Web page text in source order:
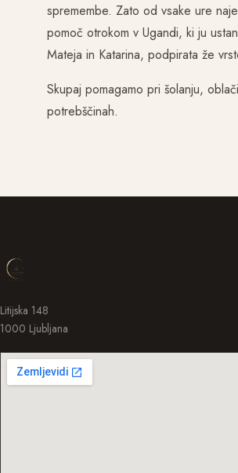
spremembe. Zato od vsake ure
pomoč otrokom v Ugandi, ki ju
Mateja in Katarina, podpirata že
Skupaj pomagamo pri šolanju,
potrebščinah.
Litijska 148
1000 Ljubljana